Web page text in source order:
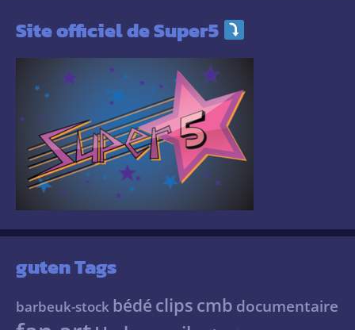
Site officiel de Super5
guten Tags
barbeuk-stock bédé clips cmb documentaire